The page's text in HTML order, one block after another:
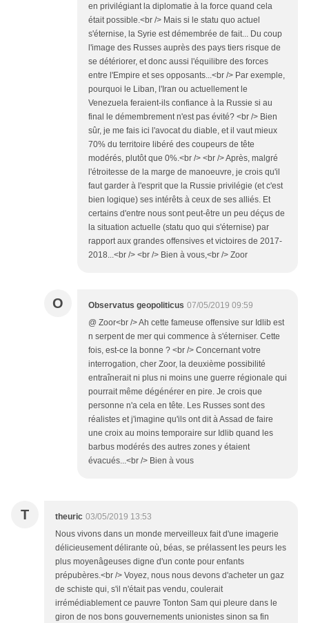
en privilégiant la diplomatie à la force quand cela
était possible.<br /> Mais si le statu quo actuel
s'éternise, la Syrie est démembrée de fait... Du coup
l'image des Russes auprès des pays tiers risque de
se détériorer, et donc aussi l'équilibre des forces
entre l'Empire et ses opposants...<br /> Par exemple,
pourquoi le Liban, l'Iran ou actuellement le
Venezuela feraient-ils confiance à la Russie si au
final le démembrement n'est pas évité? <br /> Bien
sûr, je me fais ici l'avocat du diable, et il vaut mieux
70% du territoire libéré des coupeurs de tête
modérés, plutôt que 0%.<br /> <br /> Après, malgré
l'étroitesse de la marge de manoeuvre, je crois qu'il
faut garder à l'esprit que la Russie privilégie (et c'est
bien logique) ses intérêts à ceux de ses alliés. Et
certains d'entre nous sont peut-être un peu déçus de
la situation actuelle (statu quo qui s'éternise) par
rapport aux grandes offensives et victoires de 2017-
2018...<br /> <br /> Bien à vous,<br /> Zoor
O Observatus geopoliticus 07/05/2019 09:59
@ Zoor<br /> Ah cette fameuse offensive sur Idlib est
n serpent de mer qui commence à s'éterniser. Cette
fois, est-ce la bonne ? <br /> Concernant votre
interrogation, cher Zoor, la deuxième possibilité
entraînerait ni plus ni moins une guerre régionale qui
pourrait même dégénérer en pire. Je crois que
personne n'a cela en tête. Les Russes sont des
réalistes et j'imagine qu'ils ont dit à Assad de faire
une croix au moins temporaire sur Idlib quand les
barbus modérés des autres zones y étaient
évacués...<br /> Bien à vous
T theuric 03/05/2019 13:53
Nous vivons dans un monde merveilleux fait d'une imagerie
délicieusement délirante où, béas, se prélassent les peurs les
plus moyenâgeuses digne d'un conte pour enfants
prépubères.<br /> Voyez, nous nous devons d'acheter un gaz
de schiste qui, s'il n'était pas vendu, coulerait
irrémédiablement ce pauvre Tonton Sam qui pleure dans le
giron de nos bons gouvernements unionistes sinon sa fin